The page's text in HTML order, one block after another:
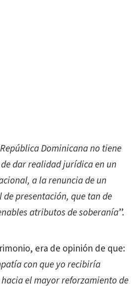
Dominicana no tiene
dar realidad jurídica en un
a la renuncia de un
de presentación, que tan de
atributos de soberanía”.
era de opinión de que:
con que yo recibiría
el mayor reforzamiento de